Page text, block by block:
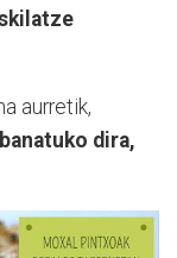
aurretik,
dira,